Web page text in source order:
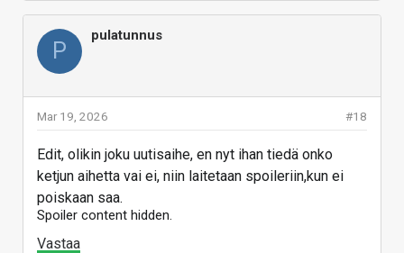
P
pulatunnus
#18
Mar 19, 2026
Edit, olikin joku uutisaihe, en nyt ihan tiedä onko
ketjun aihetta vai ei, niin laitetaan spoileriin,kun ei
poiskaan saa.
Spoiler content hidden.
Vastaa